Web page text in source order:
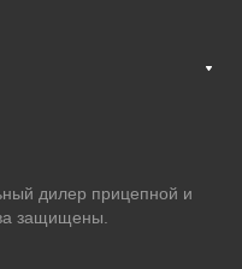
дилер прицепной и
защищены.